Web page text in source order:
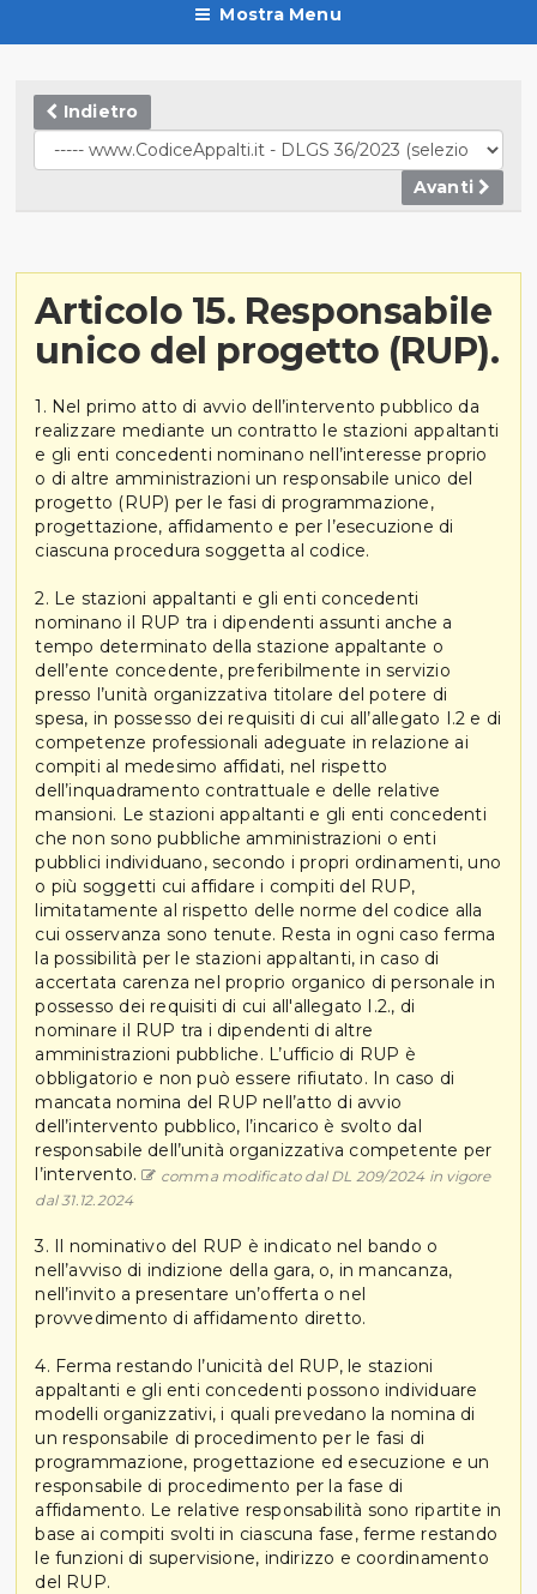
Mostra Menu
Indietro
Avanti
Articolo 15. Responsabile
unico del progetto (RUP).
1. Nel primo atto di avvio dell’intervento pubblico da
realizzare mediante un contratto le stazioni appaltanti
e gli enti concedenti nominano nell’interesse proprio
o di altre amministrazioni un responsabile unico del
progetto (RUP) per le fasi di programmazione,
progettazione, affidamento e per l’esecuzione di
ciascuna procedura soggetta al codice.
2. Le stazioni appaltanti e gli enti concedenti
nominano il RUP tra i dipendenti assunti anche a
tempo determinato della stazione appaltante o
dell’ente concedente, preferibilmente in servizio
presso l’unità organizzativa titolare del potere di
spesa, in possesso dei requisiti di cui all’allegato I.2 e di
competenze professionali adeguate in relazione ai
compiti al medesimo affidati, nel rispetto
dell’inquadramento contrattuale e delle relative
mansioni. Le stazioni appaltanti e gli enti concedenti
che non sono pubbliche amministrazioni o enti
pubblici individuano, secondo i propri ordinamenti, uno
o più soggetti cui affidare i compiti del RUP,
limitatamente al rispetto delle norme del codice alla
cui osservanza sono tenute. Resta in ogni caso ferma
la possibilità per le stazioni appaltanti, in caso di
accertata carenza nel proprio organico di personale in
possesso dei requisiti di cui all'allegato I.2., di
nominare il RUP tra i dipendenti di altre
amministrazioni pubbliche. L’ufficio di RUP è
obbligatorio e non può essere rifiutato. In caso di
mancata nomina del RUP nell’atto di avvio
dell’intervento pubblico, l’incarico è svolto dal
responsabile dell’unità organizzativa competente per
l’intervento.
comma modificato dal DL 209/2024 in vigore
dal 31.12.2024
3. Il nominativo del RUP è indicato nel bando o
nell’avviso di indizione della gara, o, in mancanza,
nell’invito a presentare un’offerta o nel
provvedimento di affidamento diretto.
4. Ferma restando l’unicità del RUP, le stazioni
appaltanti e gli enti concedenti possono individuare
modelli organizzativi, i quali prevedano la nomina di
un responsabile di procedimento per le fasi di
programmazione, progettazione ed esecuzione e un
responsabile di procedimento per la fase di
affidamento. Le relative responsabilità sono ripartite in
base ai compiti svolti in ciascuna fase, ferme restando
le funzioni di supervisione, indirizzo e coordinamento
del RUP.